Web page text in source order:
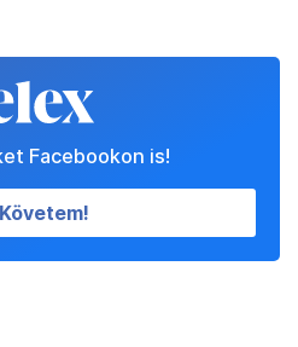
Facebookon is!
Követem!